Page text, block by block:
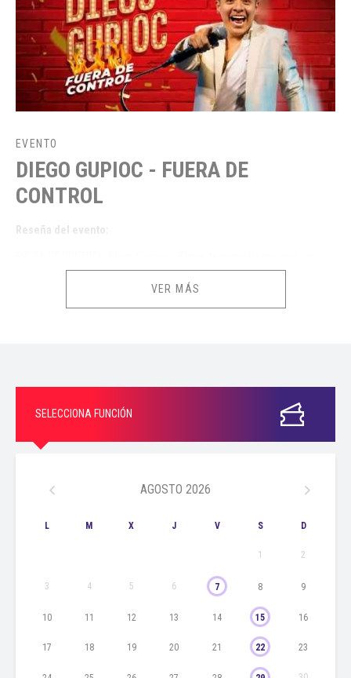
EVENTO
DIEGO GUPIOC - FUERA DE
CONTROL
Reseña del evento:
cargo de la #GubiBand. Si quieres pasar una noche llena de risas,
PERSONAS CON DISCAPACIDAD:
De acuerdo con la Ley General de la Persona con Discapacidad (N.º
discapacidad debidamente acreditadas, quienes deberán presentar su
una entidad de salud autorizada, o su Resolución Ejecutiva de
además del Documento Nacional de Identidad al momento del ingreso
COMPRA DE ENTRADAS
Límite de compra: Máximo 10 entradas por cliente.
Público recomendado: Mayores de 14 años.
Ingreso de menores: Podrán ingresar a partir de las 14 años,
VER MÁS
SELECCIONA FUNCIÓN
AGOSTO 2026
L M X J V S D
1 2
3 4 5 6 7 8 9
10 11 12 13 14 15 16
17 18 19 20 21 22 23